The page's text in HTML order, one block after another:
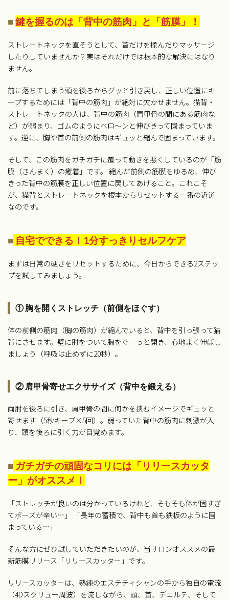
■鍵を握るのは「背中の筋肉」と「筋膜」！
ストレートネックを直そうとして、首だけを揉んだりマッサージ
したりしていませんか？実はそれだけでは根本的な解決にはなり
ません。
前に落ちてしまう頭を後ろからグッと引き戻し、正しい位置にキ
ープするためには「背中の筋肉」が絶対に欠かせません。猫背・
ストレートネックの人は、背中の筋肉（肩甲骨の間にある筋肉な
ど）が弱まり、ゴムのようにベロ〜ンと伸びきって固まっていま
す。逆に、胸や首の前側の筋肉はギュッと縮んで固まっています。
そして、この筋肉をガチガチに覆って動きを悪くしているのが「筋
膜（きんまく）の癒着」です。 縮んだ前側の筋膜をゆるめ、伸び
きった背中の筋膜を正しい位置に戻してあげること。これこそ
が、猫背とストレートネックを根本からリセットする一番の近道
なのです。
■ 自宅でできる！1分すっきりセルフケア
まずは日常の硬さをリセットするために、今日からできる2ステッ
プを試してみましょう。
① 胸を開くストレッチ（前側をほぐす）
体の前側の筋肉（胸の筋肉）が縮んでいると、背中を引っ張って猫
背にさせます。壁に肘をついて胸をぐーっと開き、心地よく伸ばし
ましょう（呼吸は止めずに20秒）。
② 肩甲骨寄せエクササイズ（背中を鍛える）
両肘を後ろに引き、肩甲骨の間に何かを挟むイメージでギュッと
寄せます（5秒キープ×5回）。弱っていた背中の筋肉に刺激が入
り、頭を後ろに引く力が目覚めます。
■ ガチガチの頑固なコリには「リリースカッタ
ー」がオススメ！
「ストレッチが良いのは分かっているけれど、そもそも体が固すぎ
てポーズが辛い…」 「長年の蓄積で、背中も首も鉄板のように固
まっている…」
そんな方にぜひ試していただきたいのが、当サロンオススメの最
新筋膜リリース「リリースカッター」です。
リリースカッターは、熟練のエステティシャンの手から独自の電流
（4Dスクリュー周波）を流しながら、頭、首、デコルテ、そして